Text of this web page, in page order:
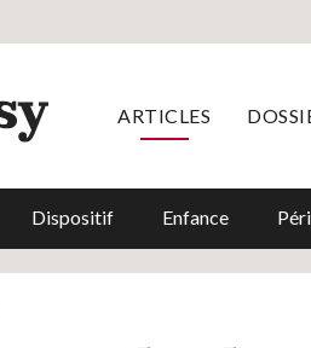
ARTICLES
Dispositif Enfance